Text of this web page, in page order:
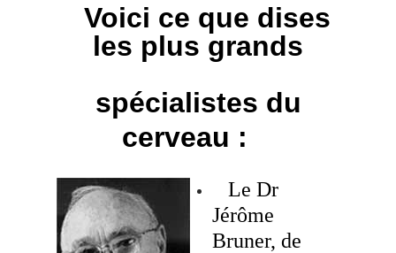
Voici ce que dises
les plus grands
spécialistes du
cerveau :
Le Dr
Jérôme
Bruner, de